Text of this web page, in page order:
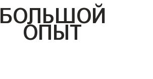
БОЛЬШОЙ
ОПЫТ